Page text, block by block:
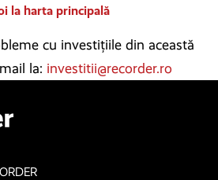
la harta principală
cu investițiile din această
la: investitii@recorder.ro